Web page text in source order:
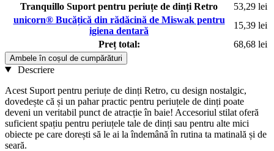
Tranquillo Suport pentru periuțe de dinți Retro
53,29 lei
unicorn® Bucățică din rădăcină de Miswak pentru
igiena dentară
15,39 lei
Preț total:
68,68 lei
Ambele în coșul de cumpărături
Descriere
Acest Suport pentru periuțe de dinți Retro, cu design nostalgic,
dovedește că și un pahar practic pentru periuțele de dinți poate
deveni un veritabil punct de atracție în baie! Accesoriul stilat oferă
suficient spațiu pentru periuțele tale de dinți sau pentru alte mici
obiecte pe care dorești să le ai la îndemână în rutina ta matinală și de
seară.